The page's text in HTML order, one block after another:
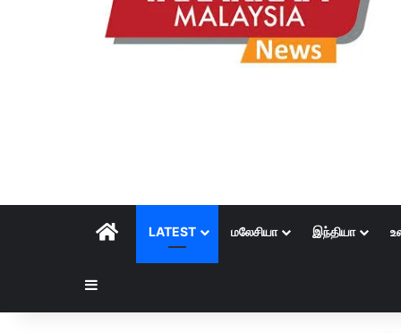
HOMELATEST மலேசியா இந்தியா